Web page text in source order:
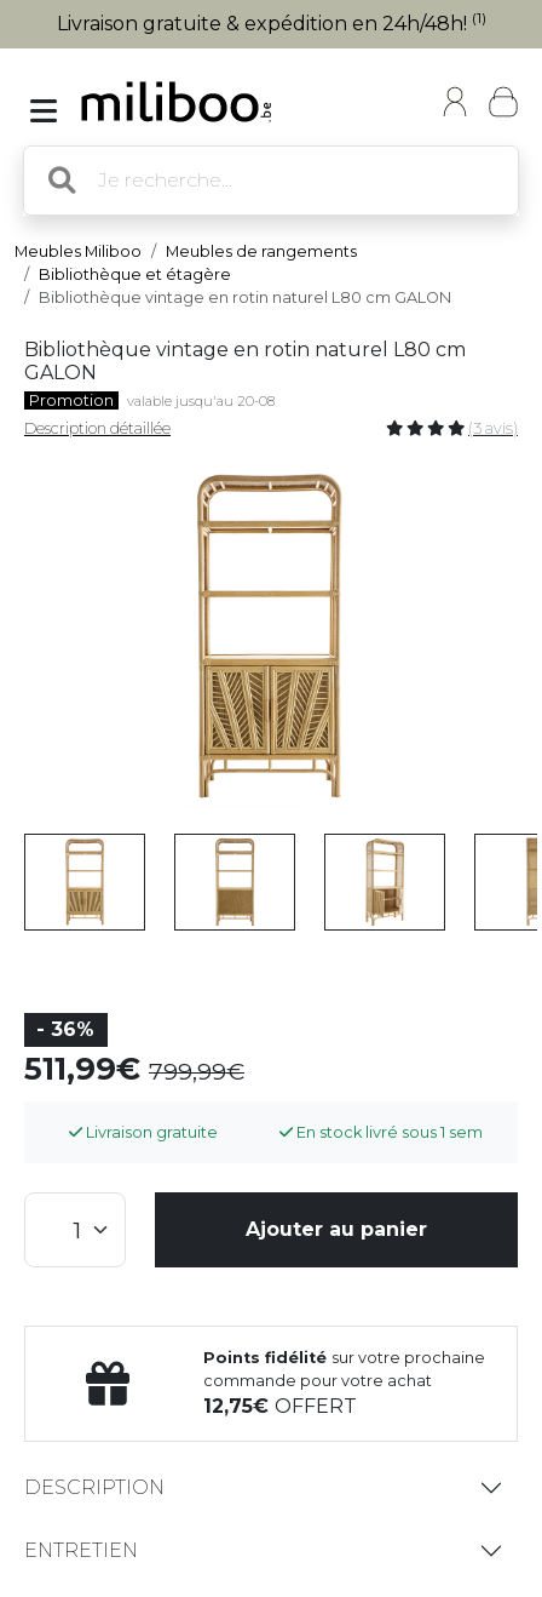
Livraison gratuite & expédition en 24h/48h! (1)
Meubles Miliboo
Meubles de rangements
Bibliothèque et étagère
Bibliothèque vintage en rotin naturel L80 cm GALON
Bibliothèque vintage en rotin naturel L80 cm
GALON
Promotion valable jusqu'au 20-08
Description détaillée (3 avis)
- 36%
511,99 799,99
Livraison gratuite En stock livré sous 1 sem
Ajouter au panier
Points fidélité sur votre prochaine
commande pour votre achat
12,75OFFERT
DESCRIPTION
ENTRETIEN